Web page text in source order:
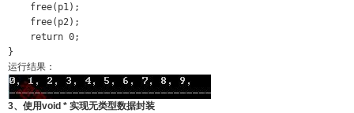
free(p1);
free(p2);
return 0;
}
运行结果：
3、使用void * 实现无类型数据封装